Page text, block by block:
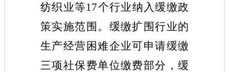
纺织业等17个行业纳入缓缴政
策实施范围。缓缴扩围行业的
生产经营困难企业可申请缓缴
三项社保费单位缴费部分，缓